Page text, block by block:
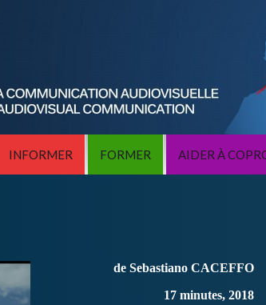
INFORMER FORMER AIDER À
de Sebastiano CACEFFO
17 minutes, 2018